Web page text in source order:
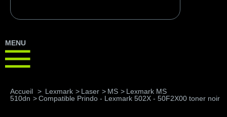
MENU
Accueil > Lexmark > Laser > MS > Lexmark MS
510dn >Compatible Prindo - Lexmark 502X - 50F2X00 toner noir